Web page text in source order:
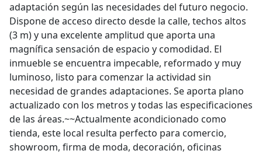
adaptación según las necesidades del futuro negocio.
Dispone de acceso directo desde la calle, techos altos
(3 m) y una excelente amplitud que aporta una
magnífica sensación de espacio y comodidad. El
inmueble se encuentra impecable, reformado y muy
luminoso, listo para comenzar la actividad sin
necesidad de grandes adaptaciones. Se aporta plano
actualizado con los metros y todas las especificaciones
de las áreas.~~Actualmente acondicionado como
tienda, este local resulta perfecto para comercio,
showroom, firma de moda, decoración, oficinas